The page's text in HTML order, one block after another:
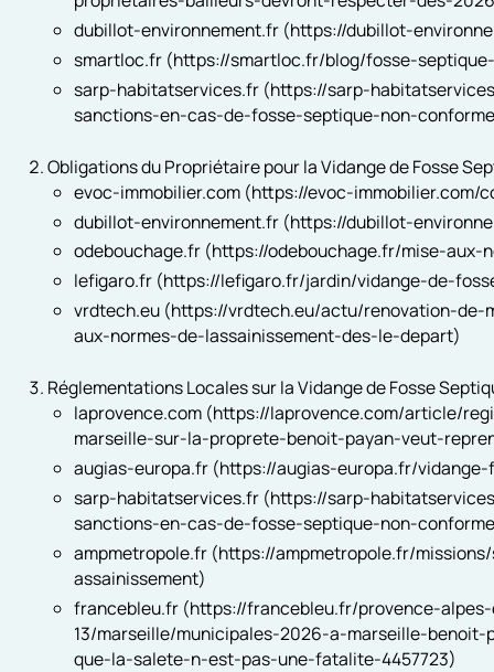
dubillot-environnement.fr (https://dubillot-
smartloc.fr (https://smartloc.fr/blog/fosse-
sarp-habitatservices.fr (https://sarp-
sanctions-en-cas-de-fosse-septique-non-
Obligations du Propriétaire pour la Vidange de Fosse
evoc-immobilier.com (https://evoc-
dubillot-environnement.fr (https://dubillot-
odebouchage.fr (https://odebouchage.fr/mise-
lefigaro.fr (https://lefigaro.fr/jardin/vidange-de-
vrdtech.eu (https://vrdtech.eu/actu/renovation-
aux-normes-de-lassainissement-des-le-depart)
Réglementations Locales sur la Vidange de Fosse
laprovence.com (https://laprovence.com/article/
marseille-sur-la-proprete-benoit-payan-veut-
augias-europa.fr (https://augias-europa.fr/
sarp-habitatservices.fr (https://sarp-
sanctions-en-cas-de-fosse-septique-non-
ampmetropole.fr (https://ampmetropole.fr/
assainissement)
francebleu.fr (https://francebleu.fr/provence-
13/marseille/municipales-2026-a-marseille-
que-la-salete-n-est-pas-une-fatalite-4457723)